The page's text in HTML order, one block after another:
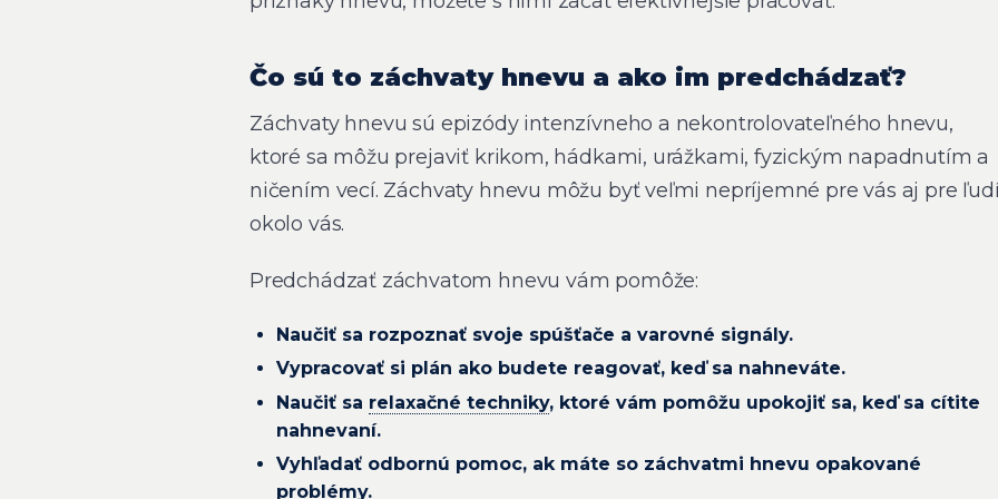
Čo sú to záchvaty hnevu a ako im predchádzať?
Záchvaty hnevu sú epizódy intenzívneho a nekontrolovateľného hnevu,
ktoré sa môžu prejaviť krikom, hádkami, urážkami, fyzickým napadnutím a
ničením vecí. Záchvaty hnevu môžu byť veľmi nepríjemné pre vás aj pre
okolo vás.
Predchádzať záchvatom hnevu vám pomôže:
Naučiť sa rozpoznať svoje spúšťače a varovné signály.
Vypracovať si plán ako budete reagovať, keď sa nahneváte.
Naučiť sa relaxačné techniky, ktoré vám pomôžu upokojiť sa, keď sa cítite
nahnevaní.
Vyhľadať odbornú pomoc, ak máte so záchvatmi hnevu opakované
problémy.